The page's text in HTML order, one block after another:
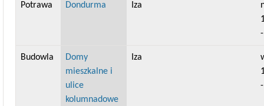
Potrawa Dondurma Iza
Budowla
Domy
mieszkalne i
ulice
kolumnadowe
Iza